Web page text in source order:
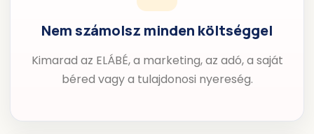
Nem számolsz minden költséggel
Kimarad az ELÁBÉ, a marketing, az adó, a saját
béred vagy a tulajdonosi nyereség.